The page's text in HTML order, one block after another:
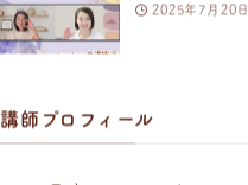
2025年7月20日
講師プロフィール